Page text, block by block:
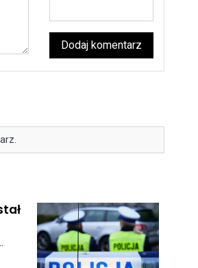
Dodaj komentarz
1